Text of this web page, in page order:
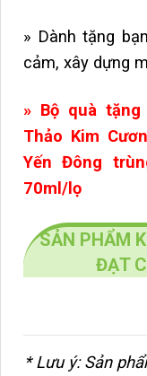
» Dành tặng
cảm, xây dựng
» Bộ quà tặng
Thảo Kim
Yến Đông
70ml/lọ
SẢN PHẨM
ĐẠT
* Lưu ý: Sản